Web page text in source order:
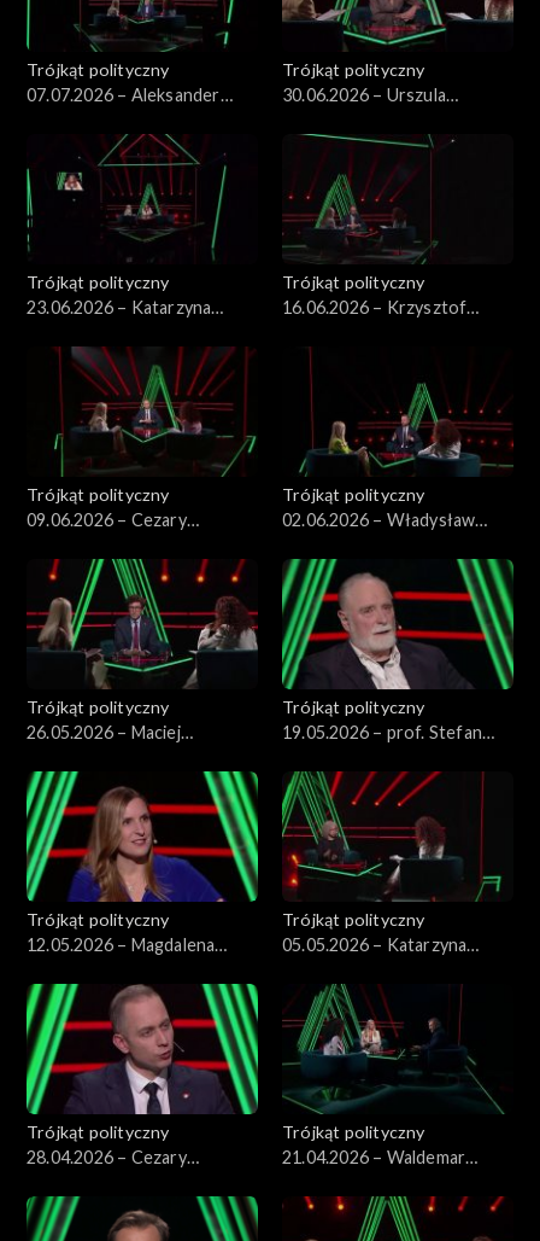
Trójkąt polityczny
07.07.2026 – Aleksander
Trójkąt polityczny
30.06.2026 – Urszula
Trójkąt polityczny
23.06.2026 – Katarzyna
Trójkąt polityczny
16.06.2026 – Krzysztof
Trójkąt polityczny
09.06.2026 – Cezary
Trójkąt polityczny
02.06.2026 – Władysław
Trójkąt polityczny
26.05.2026 – Maciej
Trójkąt polityczny
19.05.2026 – prof. Stefan
Trójkąt polityczny
12.05.2026 – Magdalena
Trójkąt polityczny
05.05.2026 – Katarzyna
Trójkąt polityczny
28.04.2026 – Cezary
Trójkąt polityczny
21.04.2026 – Waldemar